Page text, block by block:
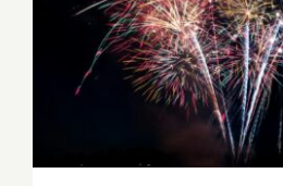
Vuurwerkverbod